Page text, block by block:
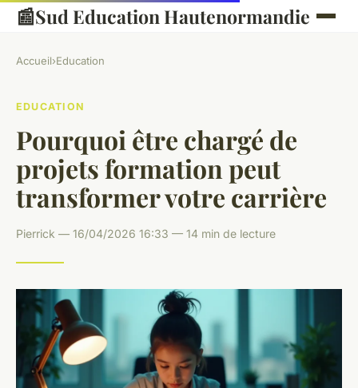
📰Sud Education Hautenormandie
Accueil›Education
EDUCATION
Pourquoi être chargé de
projets formation peut
transformer votre carrière
Pierrick — 16/04/2026 16:33 — 14 min de lecture